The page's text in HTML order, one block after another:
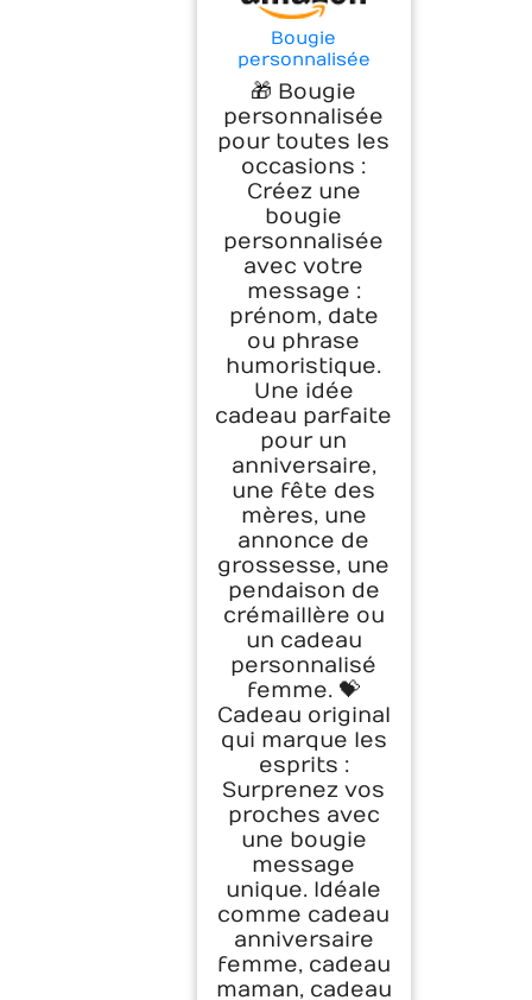
Bougie
personnalisée
avec texte –
Cadeau
personnalisé
femme – Bougie
artisanale cire
végétale – Parfum
de Grasse – Idée
cadeau
anniversaire/fête
des mères –
Flambeuse
🎁 Bougie
personnalisée
pour toutes les
occasions :
Créez une
bougie
personnalisée
avec votre
message :
prénom, date
ou phrase
humoristique.
Une idée
cadeau parfaite
pour un
anniversaire,
une fête des
mères, une
annonce de
grossesse, une
pendaison de
crémaillère ou
un cadeau
personnalisé
femme. 💝
Cadeau original
qui marque les
esprits :
Surprenez vos
proches avec
une bougie
message
unique. Idéale
comme cadeau
anniversaire
femme, cadeau
maman, cadeau